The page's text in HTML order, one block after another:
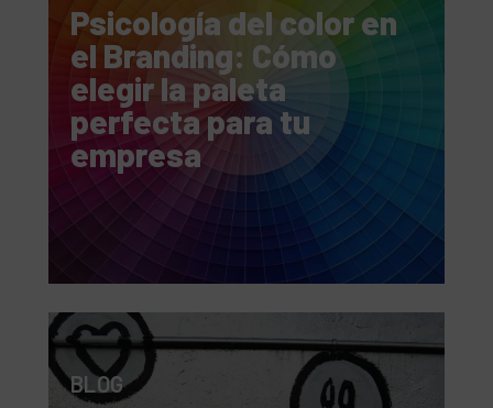
Psicología del color en
el Branding: Cómo
elegir la paleta
perfecta para tu
empresa
BLOG